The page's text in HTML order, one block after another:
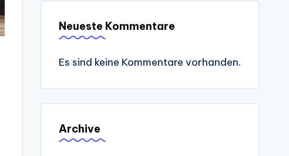
Neueste Kommentare
Es sind keine Kommentare vorhanden.
Archive